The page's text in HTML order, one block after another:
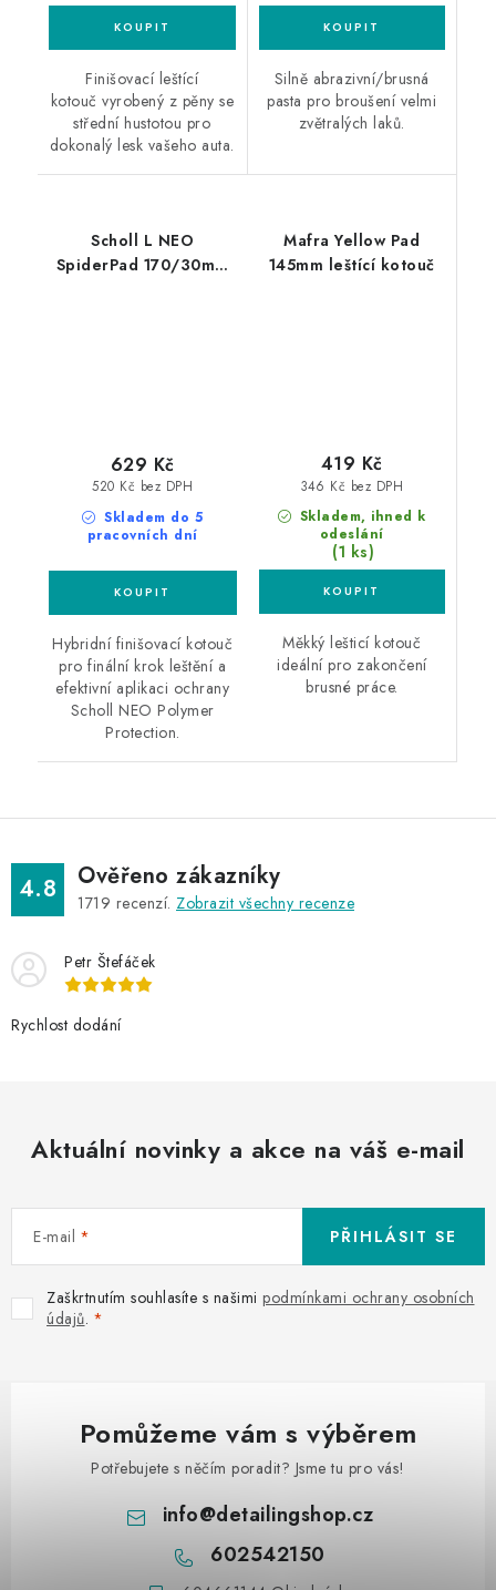
Finišovací leštící
kotouč vyrobený z pěny se
střední hustotou pro
dokonalý lesk vašeho auta.
Silně abrazivní/brusná
pasta pro broušení velmi
zvětralých laků.
Scholl L NEO
SpiderPad 170/30mm
Skladem do 5
pracovních dní
520 Kč bez DPH
629 Kč
Hybridní finišovací kotouč
pro finální krok leštění a
efektivní aplikaci ochrany
Scholl NEO Polymer
Protection.
Mafra Yellow Pad
145mm leštící kotouč
Skladem, ihned k
odeslání
(1 ks)
346 Kč bez DPH
419 Kč
Měkký lešticí kotouč
ideální pro zakončení
brusné práce.
4.8 Ověřeno zákazníky
1719 recenzí. Zobrazit všechny recenze
Petr Štefáček
Rychlost dodání
Aktuální novinky a akce na váš e-mail
E-mail
Zaškrtnutím souhlasíte s našimi podmínkami ochrany osobních
údajů.
PŘIHLÁSIT SE
Pomůžeme vám s výběrem
Potřebujete s něčím poradit? Jsme tu pro vás!
info@detailingshop.cz
602542150